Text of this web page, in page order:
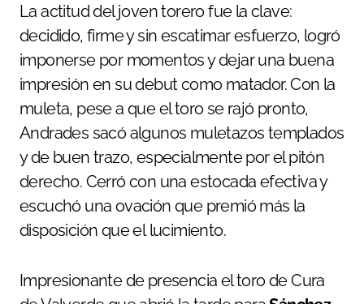
La actitud del joven torero fue la clave:
decidido, firme y sin escatimar esfuerzo, logró
imponerse por momentos y dejar una buena
impresión en su debut como matador. Con la
muleta, pese a que el toro se rajó pronto,
Andrades sacó algunos muletazos templados
y de buen trazo, especialmente por el pitón
derecho. Cerró con una estocada efectiva y
escuchó una ovación que premió más la
disposición que el lucimiento.
Impresionante de presencia el toro de Cura